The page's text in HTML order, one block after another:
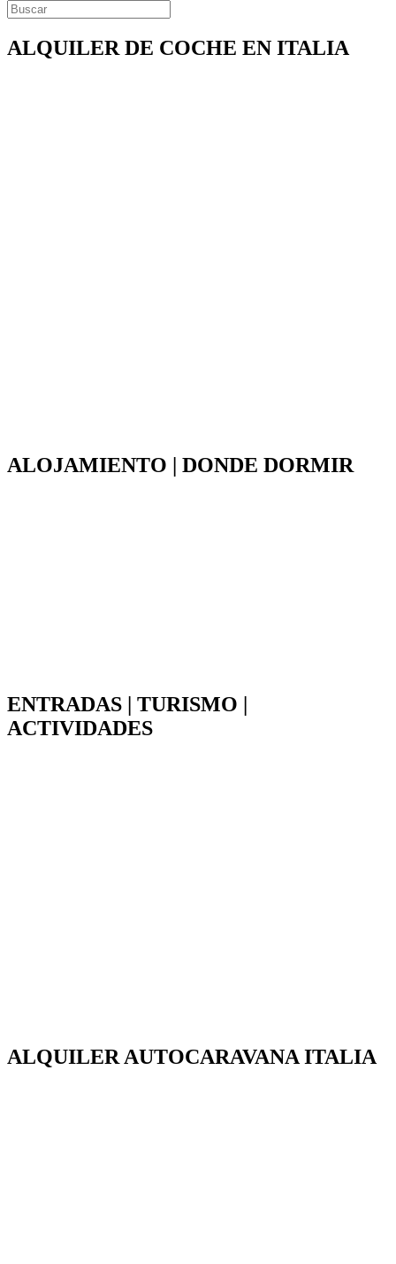
ALQUILER DE COCHE EN ITALIA
ALOJAMIENTO | DONDE DORMIR
ENTRADAS | TURISMO |
ACTIVIDADES
ALQUILER AUTOCARAVANA ITALIA